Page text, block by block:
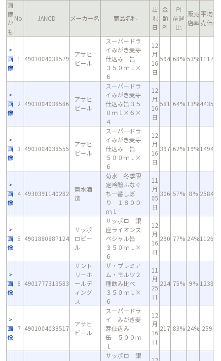
画
像
か
も
No. JANCD メーカー名 商品名称
出
現
日
金
額
PI
PI
前週
比
販売
店率
平均
売価
画
像
1 4901004038579
アサヒ
ビール
スーパードラ
イみがき麦芽
仕込み 缶
３５０ｍｌ×
６
12
月
16
日
594 68% 53%1117
画
像
2 4901004038586
アサヒ
ビール
スーパードラ
イみがき麦芽
仕込み缶３５
０ｍｌ×６×
４
12
月
16
日
581 64% 13%4435
画
像
3 4901004038555
アサヒ
ビール
スーパードラ
イみがき麦芽
仕込み 缶
５００ｍｌ×
６
12
月
16
日
397 62% 19%1494
画
像
4 4930391140282
菊水酒
造
菊水 冬季限
定吟醸ふなぐ
ち一番しぼ
り １８００
ｍｌ
11
月
05
日
306 57% 8% 2584
画
像
5 4901880887124
サッポ
ロビー
ル
サッポロ 銀
座ライオンス
ペシャル缶
３５０ｍｌ×
６
12
月
16
日
290 77% 24%1126
画
像
6 4901777313583
サント
リーホ
ールデ
ィング
ス
ザ・プレミア
ム・モルツ２
種飲み比べ
３５０ｍｌ×
６
11
月
25
日
224 75% 9% 1238
画
像
7 4901004038517
アサヒ
ビール
スーパードラ
イ みがき麦
芽仕込み
缶 ５００ｍ
ｌ
12
月
16
日
217 83% 24% 259
サッポロ 銀